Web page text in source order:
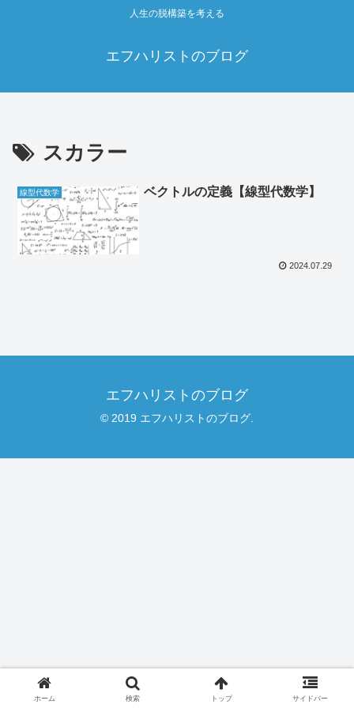
人生の脱構築を考える
エフハリストのブログ
スカラー
線型代数学 ベクトルの定義【線型代数学】
2024.07.29
エフハリストのブログ
© 2019 エフハリストのブログ.
ホーム 検索 トップ サイドバー